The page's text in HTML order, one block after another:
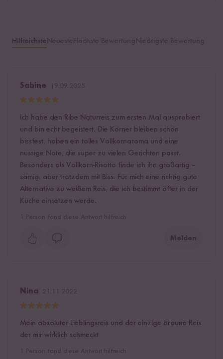
Hilfreichste
Sabine
Ich habe den Ribe Naturreis zum ersten Mal ausprobiert
und bin echt begeistert. Die Körner bleiben schön
bissfest, haben ein tolles Vollkornaroma und eine
nussige Note, die super zu vielen Gerichten passt.
Besonders als Vollkorn-Risotto finde ich ihn großartig –
sämig, aber trotzdem mit Biss. Für mich eine richtig gute
Alternative zu weißem Reis, die ich bestimmt öfter in der
Küche einsetzen werde.
Melden
Nina
Mein absoluter Lieblingsreis und der einzige braune Reis
der mir wirklich schmeckt